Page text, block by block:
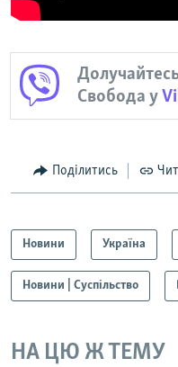
Свобода у
Поділитись
Новини Україна
Новини | Суспільство
НА ЦЮ Ж ТЕМУ